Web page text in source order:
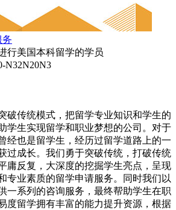
务
行美国本科留学的学员
N32N20N3
破传统模式，把留学专业知识和学生的
学生实现留学和职业梦想的公司。对于
经也是留学生， 经历过留学道路上的一
过成长。我们勇于突破传统，打破传统
庸反复，大深度的挖掘学生亮点，呈现
专业素质的留学申请服务。同时我们以
一系列的咨询服务，最终帮助学生在职
度留学拥有丰富的能力提升资源，根据